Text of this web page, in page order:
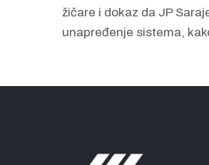
žičare i dokaz da JP
unapređenje sistema,